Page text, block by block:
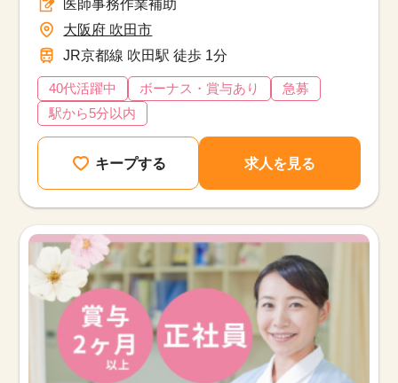
医師事務作業補助
大阪府 吹田市
JR京都線 吹田駅 徒歩 1分
40代活躍中 ボーナス・賞与あり
急募
駅から5分以内
キープする 求人を見る